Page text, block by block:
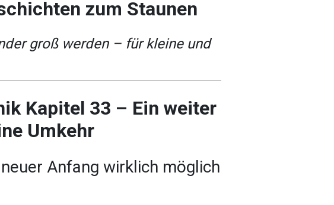
zum Staunen
groß werden – für kleine und
Kapitel 33 – Ein weiter
Umkehr
Anfang wirklich möglich